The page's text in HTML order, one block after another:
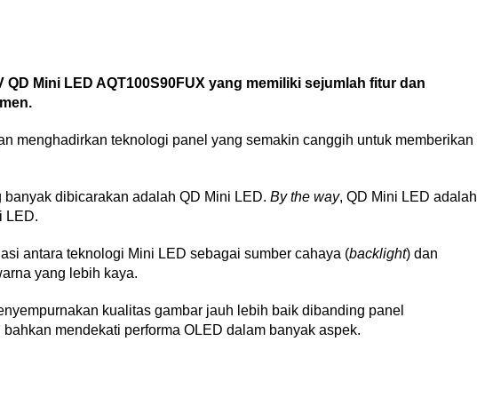
QD Mini LED AQT100S90FUX yang memiliki sejumlah fitur dan
menghadirkan teknologi panel yang semakin canggih untuk memberikan
dibicarakan adalah QD Mini LED. By the way, QD Mini LED adalah
LED.
antara teknologi Mini LED sebagai sumber cahaya (backlight) dan
yang lebih kaya.
kualitas gambar jauh lebih baik dibanding panel
mendekati performa OLED dalam banyak aspek.